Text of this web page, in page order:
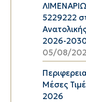
5229222
2026-
05/08/
Μέσες
2026